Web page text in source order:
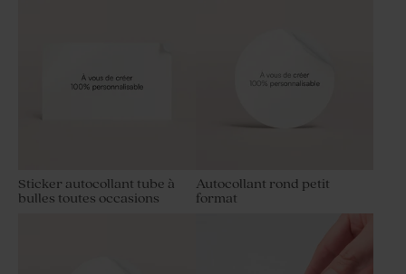
Sticker autocollant tube à
bulles toutes occasions
Autocollant rond petit
format